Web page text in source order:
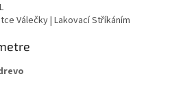
Válečky | Lakovací Stříkáním